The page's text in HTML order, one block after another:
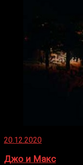
20.12.2020
Джо и Макс